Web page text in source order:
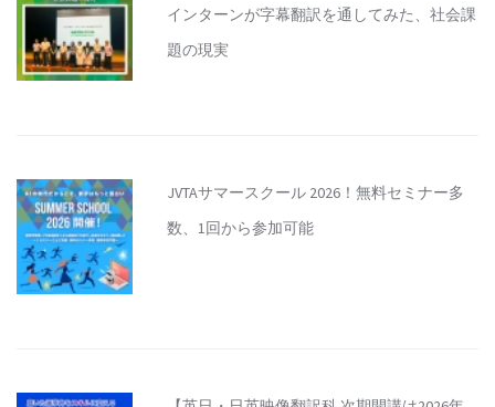
インターンが字幕翻訳を通してみた、社会課
題の現実
JVTAサマースクール 2026！無料セミナー多
数、1回から参加可能